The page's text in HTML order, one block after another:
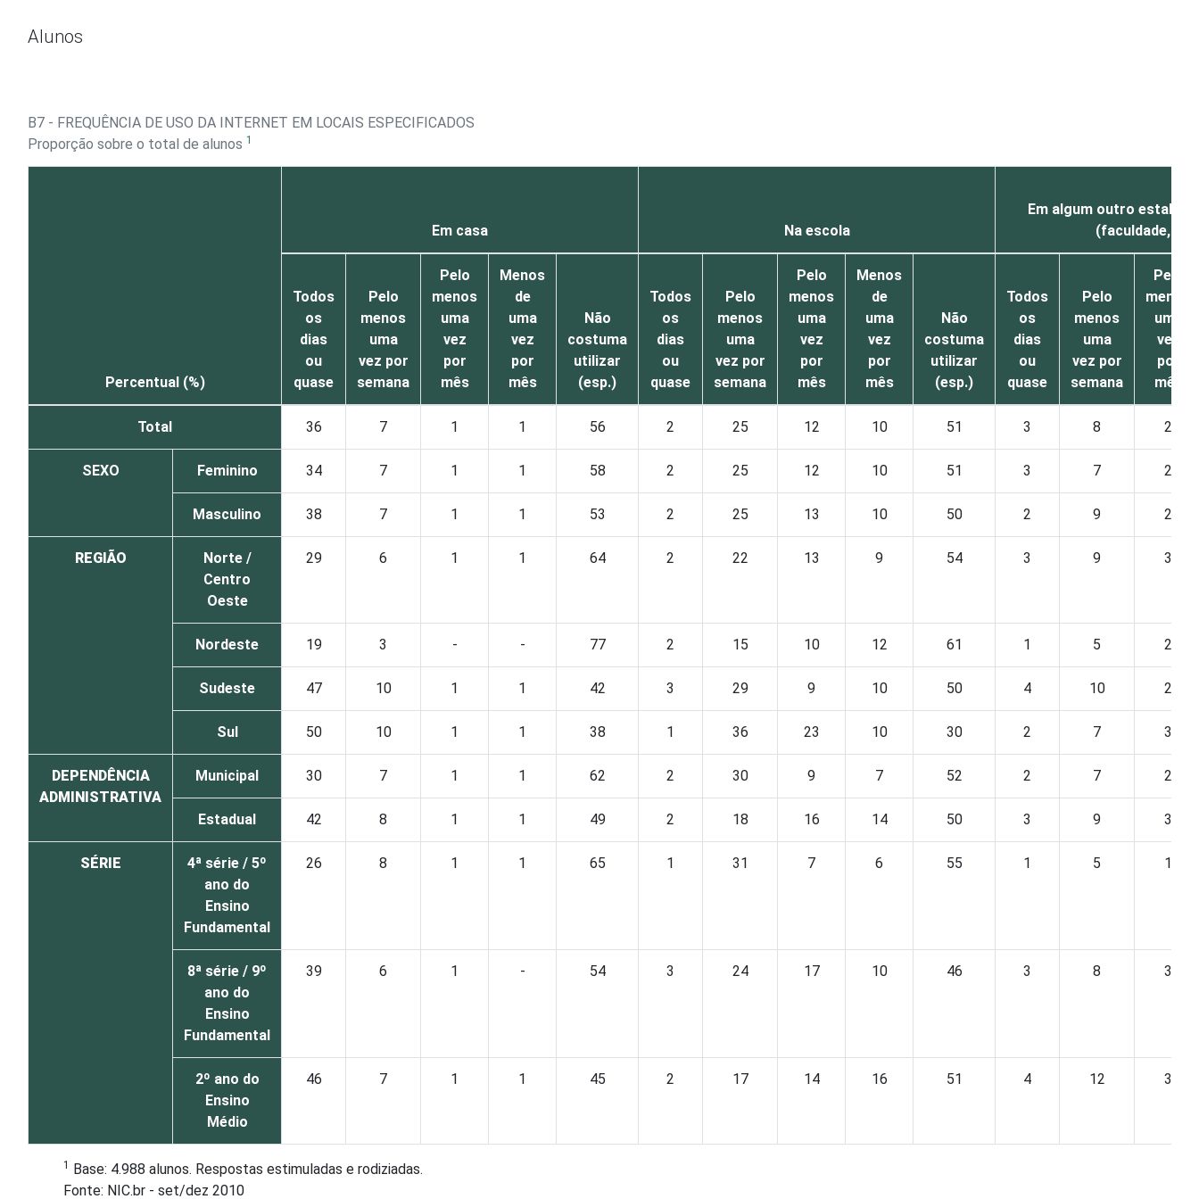
Alunos
B7 - FREQUÊNCIA DE USO DA INTERNET EM LOCAIS ESPECIFICADOS
Proporção sobre o total de alunos 1
Percentual (%)
Em casa Na escola
Em algum outro
(faculdade,
Todos
os
dias
ou
quase
Pelo
menos
uma
vez por
semana
Pelo
menos
uma
vez
por
mês
Menos
de
uma
vez
por
mês
Não
costuma
utilizar
(esp.)
Todos
os
dias
ou
quase
Pelo
menos
uma
vez por
semana
Pelo
menos
uma
vez
por
mês
Menos
de
uma
vez
por
mês
Não
costuma
utilizar
(esp.)
Todos
os
dias
ou
quase
Pelo
menos
uma
vez por
semana
Pelo
menos
uma
vez
por
mês
Total 36 7 1 1 56 2 25 12 10 51 3 8 2
SEXO Feminino 34 7 1 1 58 2 25 12 10 51 3 7 2
Masculino 38 7 1 1 53 2 25 13 10 50 2 9 2
REGIÃO
Norte /
Centro
Oeste
29 6 1 1 64 2 22 13 9 54 3 9 3
Nordeste 19 3 - - 77 2 15 10 12 61 1 5 2
Sudeste 47 10 1 1 42 3 29 9 10 50 4 10 2
Sul 50 10 1 1 38 1 36 23 10 30 2 7 3
DEPENDÊNCIA
ADMINISTRATIVA
Municipal 30 7 1 1 62 2 30 9 7 52 2 7 2
Estadual 42 8 1 1 49 2 18 16 14 50 3 9 3
SÉRIE
4ª série / 5º
ano do
Ensino
Fundamental
26 8 1 1 65 1 31 7 6 55 1 5 1
8ª série / 9º
ano do
Ensino
Fundamental
39 6 1 - 54 3 24 17 10 46 3 8 3
2º ano do
Ensino
Médio
46 7 1 1 45 2 17 14 16 51 4 12 3
1 Base: 4.988 alunos. Respostas estimuladas e rodiziadas.
Fonte: NIC.br - set/dez 2010